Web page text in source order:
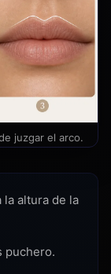
juzgar el arco.
la altura de la
puchero.